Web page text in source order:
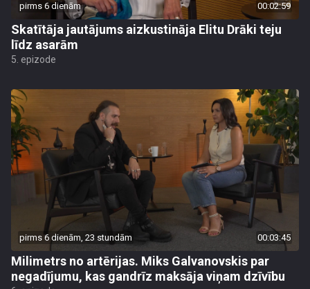
pirms 6 dienām 00:02:59
Skatītāja jautājums aizkustināja Elitu Drāki teju
līdz asarām
5. epizode
pirms 6 dienām, 23 stundām 00:03:45
Milimetrs no artērijas. Miks Galvanovskis par
negadījumu, kas gandrīz maksāja viņam dzīvību